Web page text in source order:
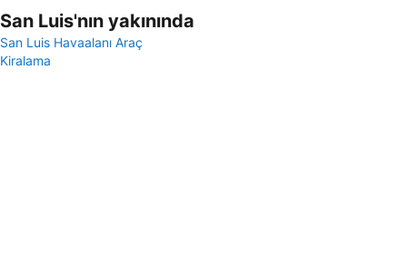
San Luis'nın yakınında
San Luis Havaalanı Araç
Kiralama